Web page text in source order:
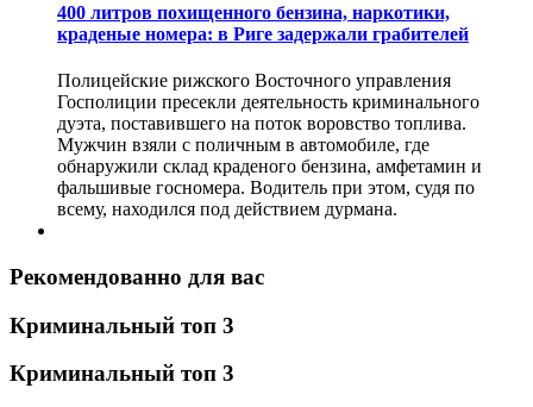
400 литров похищенного бензина, наркотики,
краденые номера: в Риге задержали грабителей
Полицейские рижского Восточного управления
Госполиции пресекли деятельность криминального
дуэта, поставившего на поток воровство топлива.
Мужчин взяли с поличным в автомобиле, где
обнаружили склад краденого бензина, амфетамин и
фальшивые госномера. Водитель при этом, судя по
всему, находился под действием дурмана.
Рекомендованно для вас
Криминальный топ 3
Криминальный топ 3